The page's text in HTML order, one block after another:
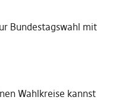
Bundestagswahl mit
Wahlkreise kannst